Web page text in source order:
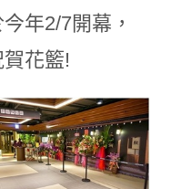
年2/7開幕，
花籃!